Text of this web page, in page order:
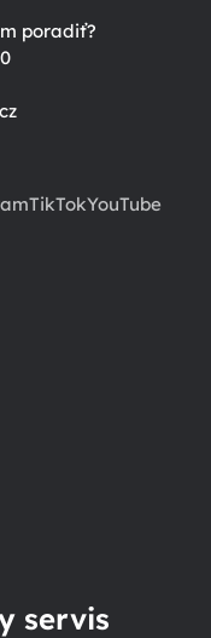
poradiť?
TikTokYouTube
servis